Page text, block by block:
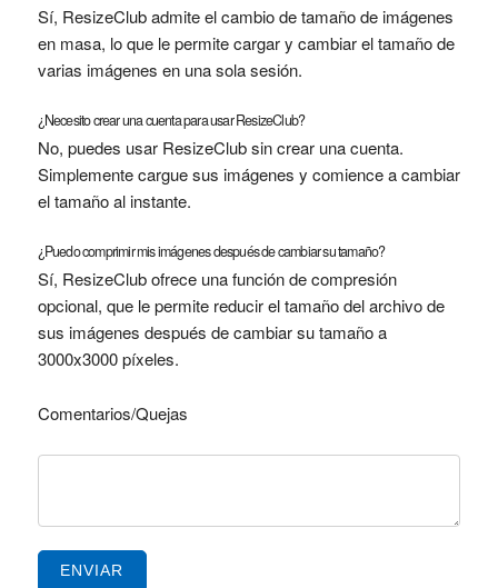
Sí, ResizeClub admite el cambio de tamaño de imágenes
en masa, lo que le permite cargar y cambiar el tamaño de
varias imágenes en una sola sesión.
¿Necesito crear una cuenta para usar ResizeClub?
No, puedes usar ResizeClub sin crear una cuenta.
Simplemente cargue sus imágenes y comience a cambiar
el tamaño al instante.
¿Puedo comprimir mis imágenes después de cambiar su tamaño?
Sí, ResizeClub ofrece una función de compresión
opcional, que le permite reducir el tamaño del archivo de
sus imágenes después de cambiar su tamaño a
3000x3000 píxeles.
Comentarios/Quejas
ENVIAR